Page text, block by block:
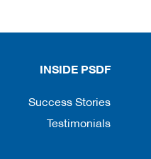
INSIDE PSDF
Success Stories
Testimonials